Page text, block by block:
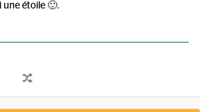
une étoile 🙂.